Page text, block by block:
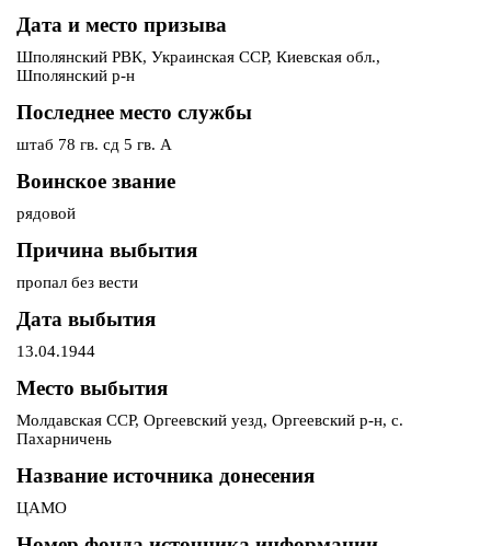
Дата и место призыва
Шполянский РВК, Украинская ССР, Киевская обл.,
Шполянский р-н
Последнее место службы
штаб 78 гв. сд 5 гв. А
Воинское звание
рядовой
Причина выбытия
пропал без вести
Дата выбытия
13.04.1944
Место выбытия
Молдавская ССР, Оргеевский уезд, Оргеевский р-н, с.
Пахарничень
Название источника донесения
ЦАМО